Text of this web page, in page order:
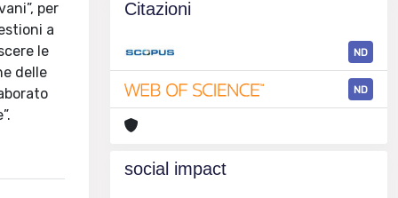
per
a
le
delle
Citazioni
ND
ND
social impact